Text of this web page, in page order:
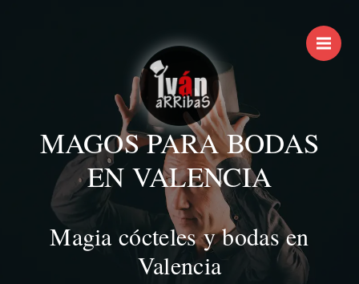
MAGOS PARA BODAS
EN VALENCIA
Magia cócteles y bodas en
Valencia